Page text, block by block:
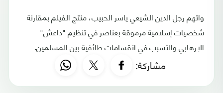
واتهم رجل الدين الشيعي ياسر الحبيب، منتج الفيلم بمقارنة
شخصيات إسلامية مرموقة بعناصر في تنظيم "داعش"
الإرهابي والتسبب في انقسامات طائفية بين المسلمين.
مشاركة: